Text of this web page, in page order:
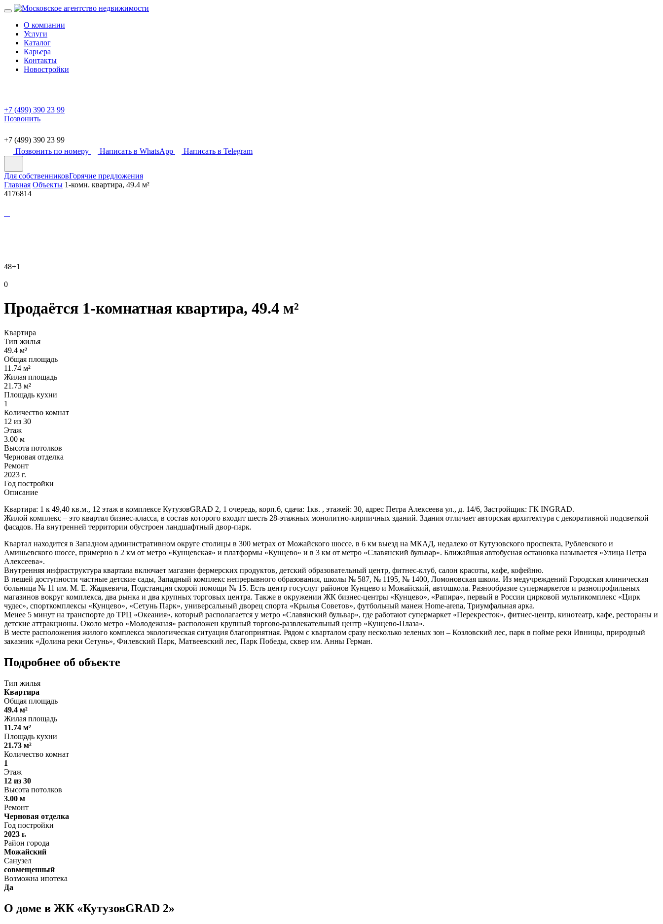
О компании
Услуги
Каталог
Карьера
Контакты
Новостройки
+7 (499) 390 23 99
Позвонить
+7 (499) 390 23 99
Позвонить по номеру
Написать в WhatsApp Написать в Telegram
Для собственниковГорячие предложения
Главная Объекты 1-комн. квартира, 49.4 м²
4176814
48+1
0
Продаётся 1-комнатная квартира, 49.4 м²
Квартира
Тип жилья
49.4 м²
Общая площадь
11.74 м²
Жилая площадь
21.73 м²
Площадь кухни
1
Количество комнат
12 из 30
Этаж
3.00 м
Высота потолков
Черновая отделка
Ремонт
2023 г.
Год постройки
Описание
Квартира: 1 к 49,40 кв.м., 12 этаж в комплексе КутузовGRAD 2, 1 очередь, корп.6, сдача: 1кв. , этажей: 30, адрес Петра Алексеева ул., д. 14/6, Застройщик: ГК INGRAD.
Жилой комплекс – это квартал бизнес-класса, в состав которого входит шесть 28-этажных монолитно-кирпичных зданий. Здания отличает авторская архитектура с декоративной подсветкой
фасадов. На внутренней территории обустроен ландшафтный двор-парк.
Квартал находится в Западном административном округе столицы в 300 метрах от Можайского шоссе, в 6 км выезд на МКАД, недалеко от Кутузовского проспекта, Рублевского и
Аминьевского шоссе, примерно в 2 км от метро «Кунцевская» и платформы «Кунцево» и в 3 км от метро «Славянский бульвар». Ближайшая автобусная остановка называется «Улица Петра
Алексеева».
Внутренняя инфраструктура квартала включает магазин фермерских продуктов, детский образовательный центр, фитнес-клуб, салон красоты, кафе, кофейню.
В пешей доступности частные детские сады, Западный комплекс непрерывного образования, школы № 587, № 1195, № 1400, Ломоновская школа. Из медучреждений Городская клиническая
больница № 11 им. М. Е. Жадкевича, Подстанция скорой помощи № 15. Есть центр госуслуг районов Кунцево и Можайский, автошкола. Разнообразие супермаркетов и разнопрофильных
магазинов вокруг комплекса, два рынка и два крупных торговых центра. Также в окружении ЖК бизнес-центры «Кунцево», «Рапира», первый в России цирковой мультикомплекс «Цирк
чудес», спорткомплексы «Кунцево», «Сетунь Парк», универсальный дворец спорта «Крылья Советов», футбольный манеж Home-arena, Триумфальная арка.
Менее 5 минут на транспорте до ТРЦ «Океания», который располагается у метро «Славянский бульвар», где работают супермаркет «Перекресток», фитнес-центр, кинотеатр, кафе, рестораны и
детские аттракционы. Около метро «Молодежная» расположен крупный торгово-развлекательный центр «Кунцево-Плаза».
В месте расположения жилого комплекса экологическая ситуация благоприятная. Рядом с кварталом сразу несколько зеленых зон – Козловский лес, парк в пойме реки Ивницы, природный
заказник «Долина реки Сетунь», Филевский Парк, Матвеевский лес, Парк Победы, сквер им. Анны Герман.
Подробнее об объекте
Тип жилья
Квартира
Общая площадь
49.4 м²
Жилая площадь
11.74 м²
Площадь кухни
21.73 м²
Количество комнат
1
Этаж
12 из 30
Высота потолков
3.00 м
Ремонт
Черновая отделка
Год постройки
2023 г.
Район города
Можайский
Санузел
совмещенный
Возможна ипотека
Да
О доме в ЖК «КутузовGRAD 2»